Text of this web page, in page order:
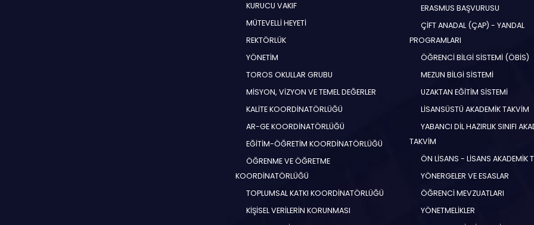
KURUCU VAKIF
MÜTEVELLİ HEYETİ
REKTÖRLÜK
YÖNETİM
TOROS OKULLAR GRUBU
MİSYON, VİZYON VE TEMEL DEĞERLER
KALİTE KOORDİNATÖRLÜĞÜ
AR-GE KOORDİNATÖRLÜĞÜ
EĞİTİM-ÖĞRETİM KOORDİNATÖRLÜĞÜ
ÖĞRENME VE ÖĞRETME
KOORDİNATÖRLÜĞÜ
TOPLUMSAL KATKI KOORDİNATÖRLÜĞÜ
KİŞİSEL VERİLERİN KORUNMASI
ERASMUS BAŞVURUSU
ÇİFT ANADAL (ÇAP) - YANDAL
PROGRAMLARI
ÖĞRENCİ BİLGİ SİSTEMİ (ÖBİS)
MEZUN BİLGİ SİSTEMİ
UZAKTAN EĞİTİM SİSTEMİ
LİSANSÜSTÜ AKADEMİK TAKVİM
YABANCI DİL HAZIRLIK SINIFI
TAKVİM
ÖN LİSANS - LİSANS AKADEMİK
YÖNERGELER VE ESASLAR
ÖĞRENCİ MEVZUATLARI
YÖNETMELİKLER